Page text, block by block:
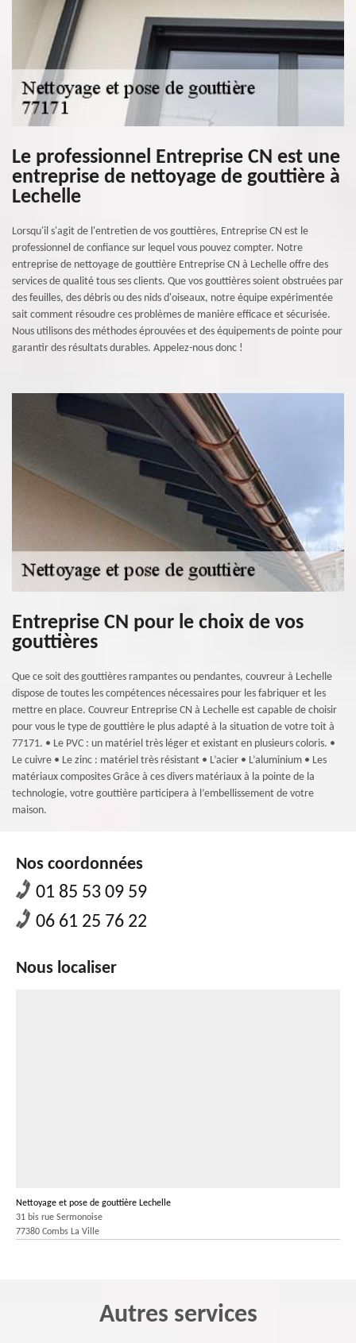
Le professionnel Entreprise CN est une
entreprise de nettoyage de gouttière à
Lechelle
Lorsqu'il s'agit de l'entretien de vos gouttières, Entreprise CN est le
professionnel de confiance sur lequel vous pouvez compter. Notre
entreprise de nettoyage de gouttière Entreprise CN à Lechelle offre des
services de qualité tous ses clients. Que vos gouttières soient obstruées par
des feuilles, des débris ou des nids d'oiseaux, notre équipe expérimentée
sait comment résoudre ces problèmes de manière efficace et sécurisée.
Nous utilisons des méthodes éprouvées et des équipements de pointe pour
garantir des résultats durables. Appelez-nous donc !
Entreprise CN pour le choix de vos
gouttières
Que ce soit des gouttières rampantes ou pendantes, couvreur à Lechelle
dispose de toutes les compétences nécessaires pour les fabriquer et les
mettre en place. Couvreur Entreprise CN à Lechelle est capable de choisir
pour vous le type de gouttière le plus adapté à la situation de votre toit à
77171. • Le PVC : un matériel très léger et existant en plusieurs coloris. •
Le cuivre • Le zinc : matériel très résistant • L’acier • L’aluminium • Les
matériaux composites Grâce à ces divers matériaux à la pointe de la
technologie, votre gouttière participera à l’embellissement de votre
maison.
Nos coordonnées
01 85 53 09 59
06 61 25 76 22
Nous localiser
Nettoyage et pose de gouttière Lechelle
31 bis rue Sermonoise
77380 Combs La Ville
Autres services